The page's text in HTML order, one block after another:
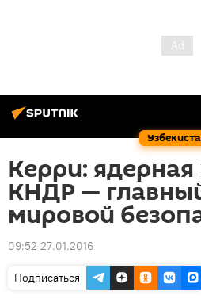
Керри:
КНДР —
мировой
09:52 27.01.2016
Подписаться